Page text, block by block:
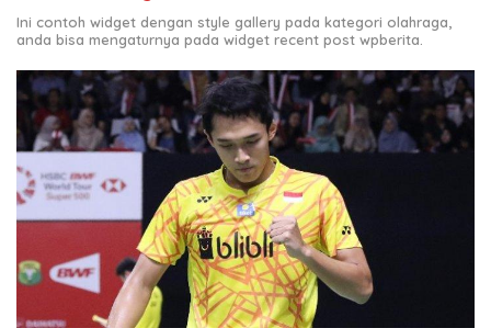
Ini contoh widget dengan style gallery pada kategori olahraga,
anda bisa mengaturnya pada widget recent post wpberita.